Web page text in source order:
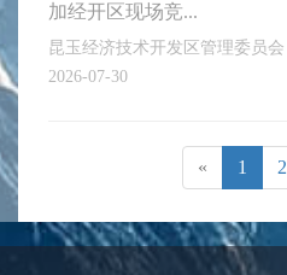
加经开区现场竞...
昆玉经济技术开发区管理委员会
2026-07-30
« 1 2